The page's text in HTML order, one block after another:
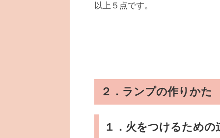
以上５点です。
２．ランプの作りかた
１．火をつけるための